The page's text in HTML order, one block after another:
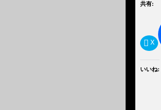
共有:
X
いいね: